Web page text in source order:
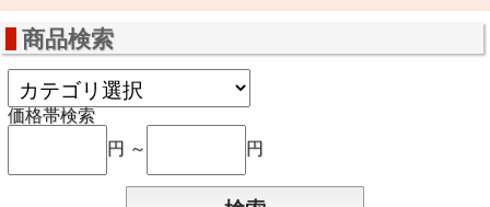
商品検索
価格帯検索
円 ～
円